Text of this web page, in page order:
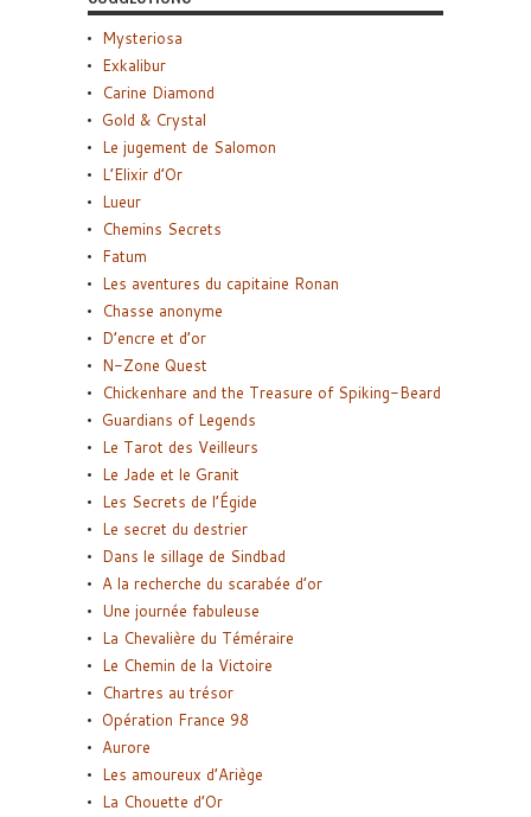
Mysteriosa
Exkalibur
Carine Diamond
Gold & Crystal
Le jugement de Salomon
L’Elixir d’Or
Lueur
Chemins Secrets
Fatum
Les aventures du capitaine Ronan
Chasse anonyme
D’encre et d’or
N-Zone Quest
Chickenhare and the Treasure of Spiking-Beard
Guardians of Legends
Le Tarot des Veilleurs
Le Jade et le Granit
Les Secrets de l’Égide
Le secret du destrier
Dans le sillage de Sindbad
A la recherche du scarabée d’or
Une journée fabuleuse
La Chevalière du Téméraire
Le Chemin de la Victoire
Chartres au trésor
Opération France 98
Aurore
Les amoureux d’Ariège
La Chouette d’Or